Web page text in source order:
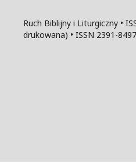
Ruch Biblijny i Liturgiczny •
drukowana) • ISSN 2391-